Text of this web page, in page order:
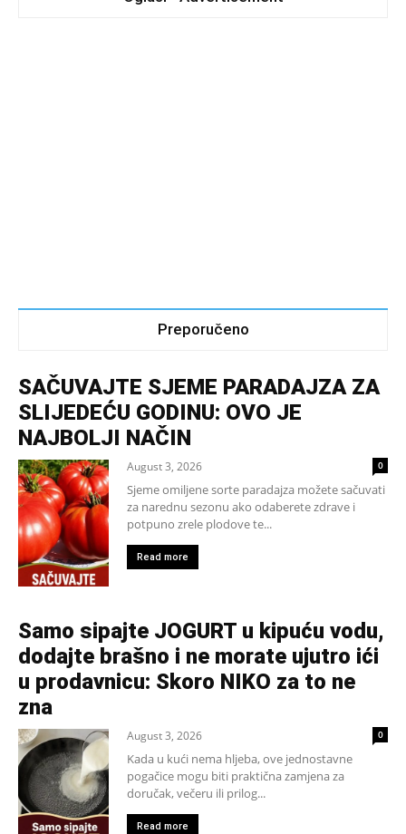
Preporučeno
SAČUVAJTE SJEME PARADAJZA ZA
SLIJEDEĆU GODINU: OVO JE
NAJBOLJI NAČIN
August 3, 2026 0
Sjeme omiljene sorte paradajza možete sačuvati
za narednu sezonu ako odaberete zdrave i
potpuno zrele plodove te...
Read more
Samo sipajte JOGURT u kipuću vodu,
dodajte brašno i ne morate ujutro ići
u prodavnicu: Skoro NIKO za to ne
zna
August 3, 2026 0
Kada u kući nema hljeba, ove jednostavne
pogačice mogu biti praktična zamjena za
doručak, večeru ili prilog...
Read more